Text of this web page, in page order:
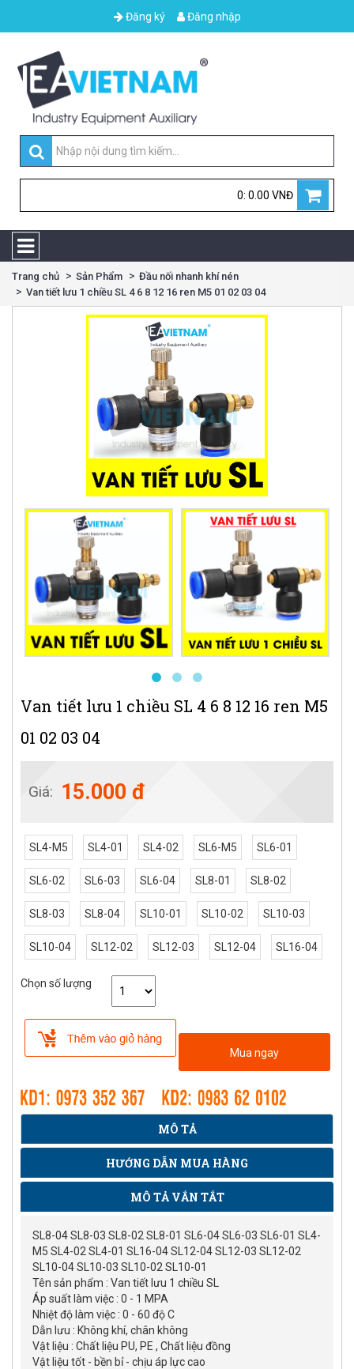
Đăng ký Đăng nhập
0: 0.00 VNĐ
Trang chủ Sản Phẩm
Đầu nối nhanh khí nén
Van tiết lưu 1 chiều SL 4 6 8 12 16 ren M5 01 02 03 04
Van tiết lưu 1 chiều SL 4 6 8 12 16 ren M5
01 02 03 04
Giá: 15.000 đ
SL4-M5 SL4-01 SL4-02 SL6-M5 SL6-01
SL6-02 SL6-03 SL6-04 SL8-01 SL8-02
SL8-03 SL8-04 SL10-01 SL10-02 SL10-03
SL10-04 SL12-02 SL12-03 SL12-04 SL16-04
Chọn số lượng
Mua ngay
MÔ TẢ
HƯỚNG DẪN MUA HÀNG
MÔ TẢ VẮN TẮT
SL8-04 SL8-03 SL8-02 SL8-01 SL6-04 SL6-03 SL6-01 SL4-
M5 SL4-02 SL4-01 SL16-04 SL12-04 SL12-03 SL12-02
SL10-04 SL10-03 SL10-02 SL10-01
Tên sản phẩm : Van tiết lưu 1 chiều SL
Áp suất làm việc : 0 - 1 MPA
Nhiệt độ làm việc : 0 - 60 độ C
Dẫn lưu : Không khí, chân không
Vật liệu : Chất liệu PU, PE , Chất liệu đồng
Vật liệu tốt - bền bỉ - chịu áp lực cao